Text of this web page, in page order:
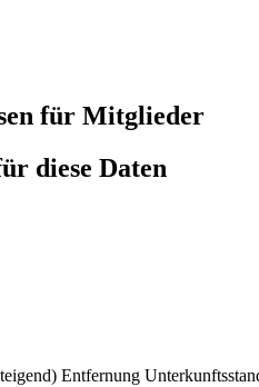
für Mitglieder
diese Daten
Entfernung